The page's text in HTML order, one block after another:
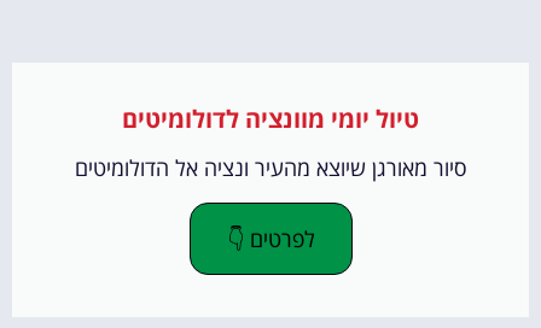
טיול יומי מוונציה לדולומיטים
סיור מאורגן שיוצא מהעיר ונציה אל הדולומיטים
לפרטים 👇